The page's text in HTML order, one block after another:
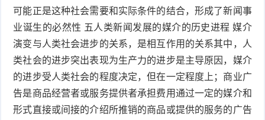
可能正是这种社会需要和实际条件的结合，形成了新闻事
业诞生的必然性 五人类新闻发展的媒介的历史进程 媒介
演变与人类社会进步的关系，是相互作用的关系其中，人
类社会的进步突出表现为生产力的进步是主导原因，媒介
的进步受人类社会的程度决定，但在一定程度上；商业广
告是商品经营者或服务提供者承担费用通过一定的媒介和
形式直接或间接的介绍所推销的商品或提供的服务的广告